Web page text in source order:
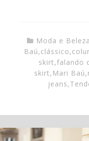
Moda e Beleza
Baú,clássico,
skirt,falando
skirt, Mari Baú,
jeans,